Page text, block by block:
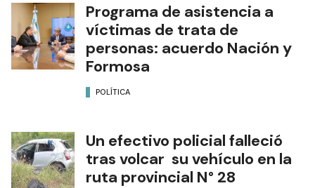
Programa de asistencia a
víctimas de trata de
personas: acuerdo Nación y
Formosa
POLÍTICA
Un efectivo policial falleció
tras volcar su vehículo en la
ruta provincial N° 28